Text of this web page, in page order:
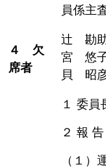
員係
４ 欠
席者
辻 勘
宮 悠
貝 昭
１ 委員
２ 報 告
（１）